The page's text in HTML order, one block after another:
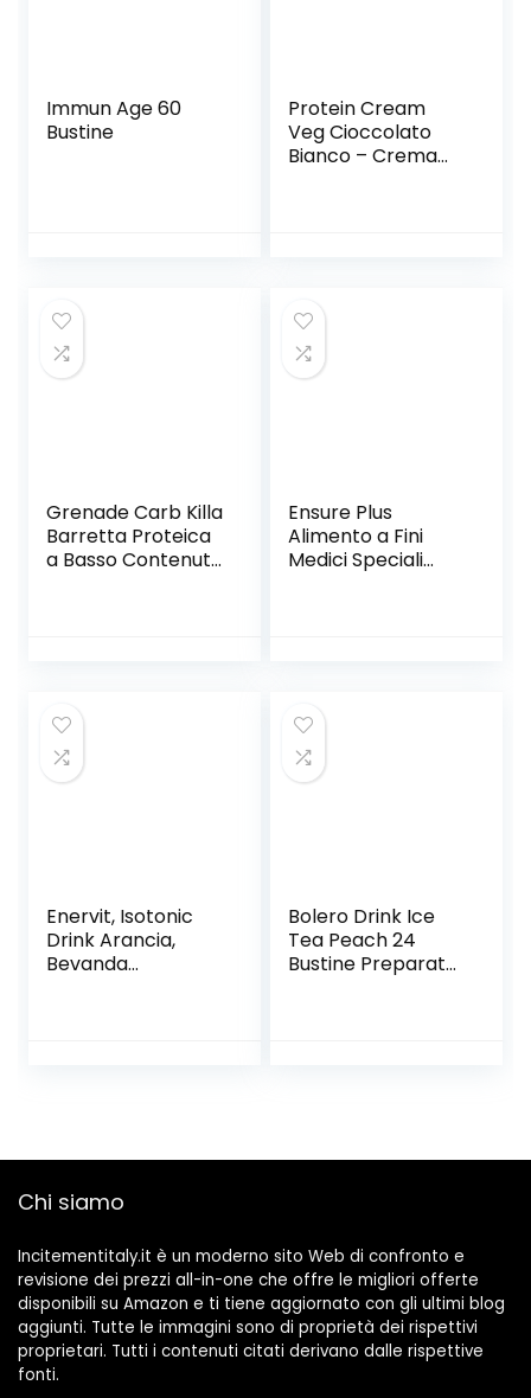
Immun Age 60
Bustine
Protein Cream
Veg Cioccolato
Bianco – Crema
Mandorle – Senza
Glutine – Low Carb
– 250 G – Ultimate
Grenade Carb Killa
Barretta Proteica
a Basso Contenuto
Ensure Plus
Alimento a Fini
Medici Speciali
Enervit, Isotonic
Drink Arancia,
Bevanda
Barattolo da 420
Bolero Drink Ice
Tea Peach 24
Bustine Preparato
Vitamina C e 0
Chi siamo
Incitementitaly.it è un moderno sito Web di confronto e
revisione dei prezzi all-in-one che offre le migliori offerte
disponibili su Amazon e ti tiene aggiornato con gli ultimi blog
aggiunti. Tutte le immagini sono di proprietà dei rispettivi
proprietari. Tutti i contenuti citati derivano dalle rispettive
fonti.